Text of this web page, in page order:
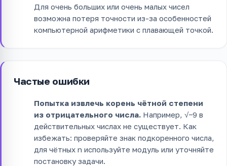
Для очень больших или очень малых чисел
возможна потеря точности из-за особенностей
компьютерной арифметики с плавающей точкой.
Частые ошибки
Попытка извлечь корень чётной степени
из отрицательного числа. Например, √−9 в
действительных числах не существует. Как
избежать: проверяйте знак подкоренного числа,
для чётных n используйте модуль или уточняйте
постановку задачи.